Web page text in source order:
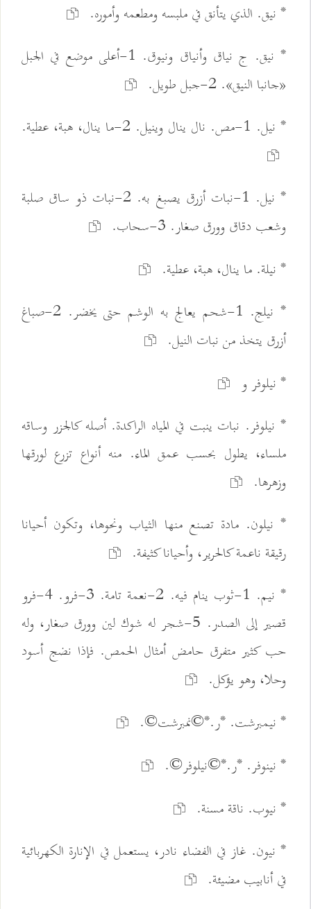
* نيق. الذي يتأنق في ملبسه ومطعمه وأموره.
* نيق. ج نياق وأنياق ونيوق. 1-أعلى موضع في الجبل
«جانبا النيق». 2-جبل طويل.
* نيل. 1-مص. نال ينال وينيل. 2-ما ينال، هبة، عطية.
* نيل. 1-نبات أزرق يصبغ به. 2-نبات ذو ساق صلبة
وشعب دقاق وورق صغار. 3-سحاب.
* نيلة. ما ينال، هبة، عطية.
* نيلج. 1-شحم يعالج به الوشم حتى يخضر. 2-صباغ
أزرق يتخذ من نبات النيل.
* نيلوفر و
* نيلوفر. نبات ينبت في المياه الراكدة. أصله كالجزر وساقه
ملساء، يطول بحسب عمق الماء. منه أنواع تزرع لورقها
وزهرها.
* نيلون. مادة تصنع منها الثياب ونحوها، وتكون أحيانا
رقيقة ناعمة كالحرير، وأحيانا كثيفة.
* نيم. 1-ثوب ينام فيه. 2-نعمة تامة. 3-فرو. 4-فرو
قصير إلى الصدر. 5-شجر له شوك لين وورق صغار، وله
حب كثير متفرق حامض أمثال الحمص. فإذا نضج أسود
وحلا، وهو يؤكل.
* نيمبرشت. *ر.*©نمبرشت©.
* نينوفر. *ر.*©نيلوفر©.
* نيوب. ناقة مسنة.
* نيون. غاز في الفضاء نادر، يستعمل في الإنارة الكهربائية
في أنابيب مضيئة.